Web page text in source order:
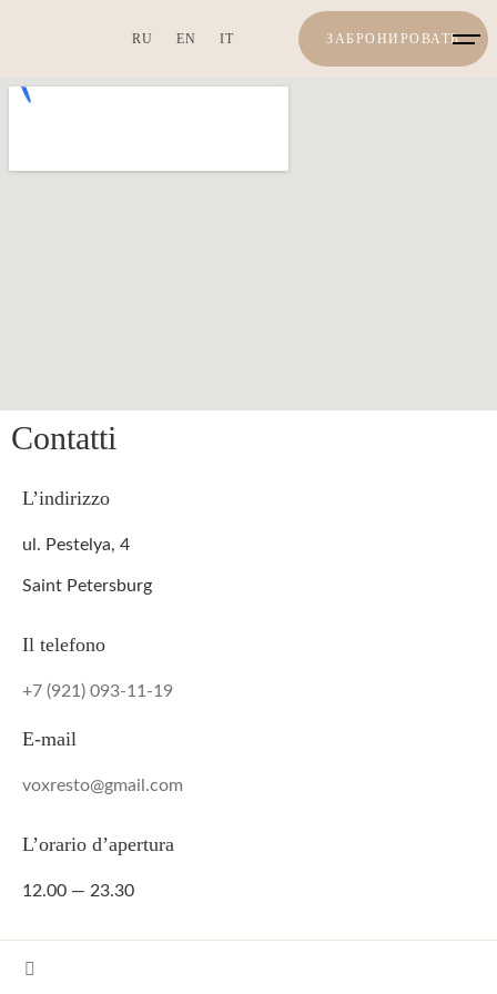
RU EN IT ЗАБРОНИРОВАТЬ
Сontatti
L’indirizzo
ul. Pestelya, 4
Saint Petersburg
Il telefono
+7 (921) 093-11-19
E-mail
voxresto@gmail.com
L’orario d’apertura
12.00 — 23.30